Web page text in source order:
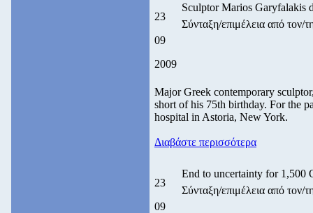
23
09
2009
Sculptor Marios Garyfalakis
Σύνταξη/επιμέλεια από
Major Greek contemporary
short of his 75th birthday. For the
hospital in Astoria, New York.
Διαβάστε περισσότερα
23
09
End to uncertainty for 1,500
Σύνταξη/επιμέλεια από